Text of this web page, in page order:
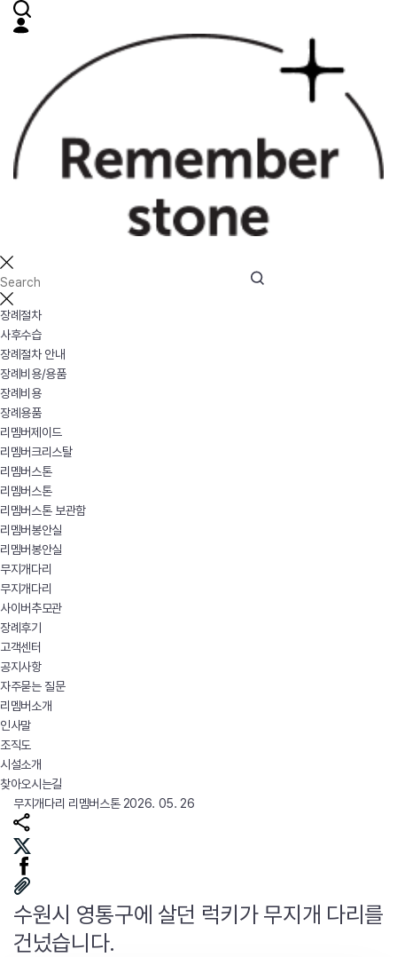
장례절차
사후수습
장례절차 안내
장례비용/용품
장례비용
장례용품
리멤버제이드
리멤버크리스탈
리멤버스톤
리멤버스톤
리멤버스톤 보관함
리멤버봉안실
리멤버봉안실
무지개다리
무지개다리
사이버추모관
장례후기
고객센터
공지사항
자주묻는 질문
리멤버소개
인사말
조직도
시설소개
찾아오시는길
무지개다리 리멤버스톤 2026. 05. 26
수원시 영통구에 살던 럭키가 무지개 다리를
건넜습니다.